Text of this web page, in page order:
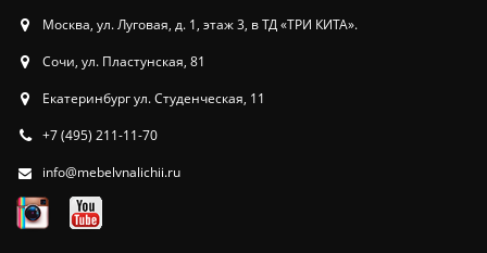
Москва, ул. Луговая, д. 1, этаж 3, в ТД «ТРИ КИТА».
Сочи, ул. Пластунская, 81
Екатеринбург ул. Студенческая, 11
+7 (495) 211-11-70
info@mebelvnalichii.ru